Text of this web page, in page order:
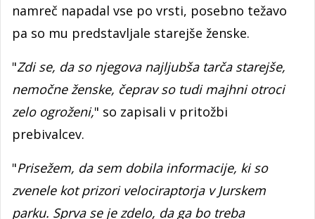
namreč napadal vse po vrsti, posebno težavo
pa so mu predstavljale starejše ženske.
"Zdi se, da so njegova najljubša tarča starejše,
nemočne ženske, čeprav so tudi majhni otroci
zelo ogroženi," so zapisali v pritožbi
prebivalcev.
"Prisežem, da sem dobila informacije, ki so
zvenele kot prizori velociraptorja v Jurskem
parku. Sprva se je zdelo, da ga bo treba